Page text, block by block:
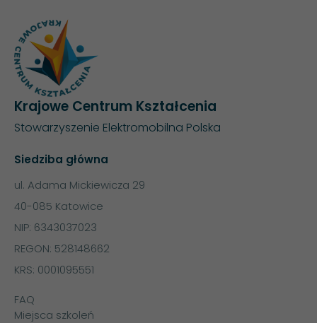
Krajowe Centrum Kształcenia
Stowarzyszenie Elektromobilna Polska
Siedziba główna
ul. Adama Mickiewicza 29
40-085 Katowice
NIP: 6343037023
REGON: 528148662
KRS: 0001095551
FAQ
Miejsca szkoleń